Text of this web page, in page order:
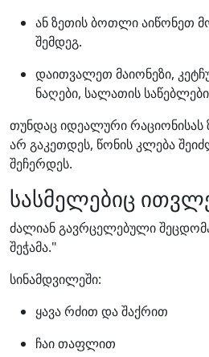
ან ზეთის ბოთლი აიწონეთ
შემდეგ.
დაითვალეთ მაიონეზი,
ნაღები, სალათის
თუნდაც იდეალური რაციონისას
არ გაკეთდეს, წონის კლება
შეჩერდეს.
სასმელებიც
ძალიან გავრცელებული
შეჭამა."
სინამდვილეში:
ყავა რძით და შაქრით
ჩაი თაფლით